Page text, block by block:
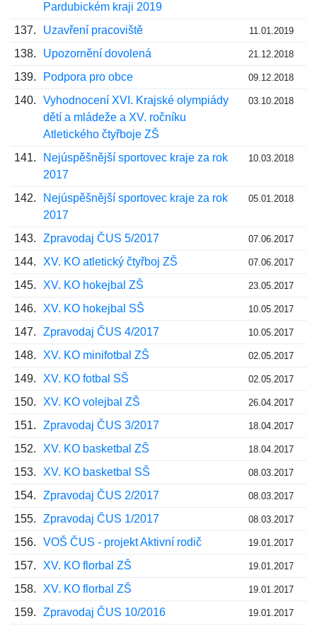
Pardubickém kraji 2019
137. Uzavření pracoviště 11.01.2019
138. Upozornění dovolená 21.12.2018
139. Podpora pro obce 09.12.2018
140.
Vyhodnocení XVI. Krajské olympiády
dětí a mládeže a XV. ročníku
Atletického čtyřboje ZŠ
03.10.2018
141.
Nejúspěšnější sportovec kraje za rok
2017
10.03.2018
142.
Nejúspěšnější sportovec kraje za rok
2017
05.01.2018
143. Zpravodaj ČUS 5/2017 07.06.2017
144. XV. KO atletický čtyřboj ZŠ 07.06.2017
145. XV. KO hokejbal ZŠ 23.05.2017
146. XV. KO hokejbal SŠ 10.05.2017
147. Zpravodaj ČUS 4/2017 10.05.2017
148. XV. KO minifotbal ZŠ 02.05.2017
149. XV. KO fotbal SŠ 02.05.2017
150. XV. KO volejbal ZŠ 26.04.2017
151. Zpravodaj ČUS 3/2017 18.04.2017
152. XV. KO basketbal ZŠ 18.04.2017
153. XV. KO basketbal SŠ 08.03.2017
154. Zpravodaj ČUS 2/2017 08.03.2017
155. Zpravodaj ČUS 1/2017 08.03.2017
156. VOŠ ČUS - projekt Aktivní rodič 19.01.2017
157. XV. KO florbal ZŠ 19.01.2017
158. XV. KO florbal ZŠ 19.01.2017
159. Zpravodaj ČUS 10/2016 19.01.2017